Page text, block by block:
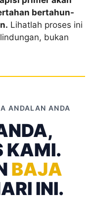
bertahun-
Lihatlah proses ini
bukan
ANDALAN ANDA
KAMI.
BAJA
INI.